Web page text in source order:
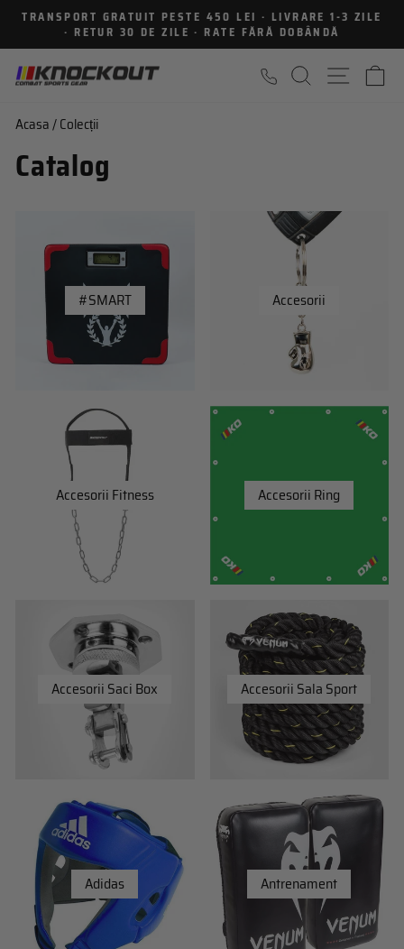
Sari
continut
Intrerupe
TRANSPORT GRATUIT PESTE 450 LEI · LIVRARE 1-3 ZILE
· RETUR 30 DE ZILE · RATE FĂRĂ DOBÂNDĂ
CAUTARE
Acasa/Colecții
Catalog
#SMART Accesorii
Accesorii Fitness Accesorii Ring
Accesorii Saci Box Accesorii Sala Sport
Adidas Antrenament